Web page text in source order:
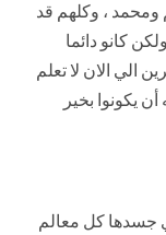
ومحمد ، وكلهم قد
كانو دائما
الي الان لا تعلم
يكونوا بخير
جسدها كل معالم